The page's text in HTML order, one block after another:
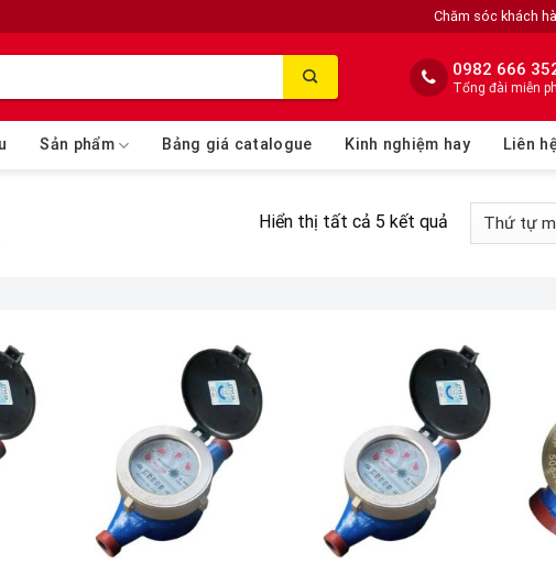
Chăm sóc khách
0982 666
Tổng đài miễn
Sản phẩm Bảng giá catalogue Kinh nghiệm hay Liên
Hiển thị tất cả 5 kết quả